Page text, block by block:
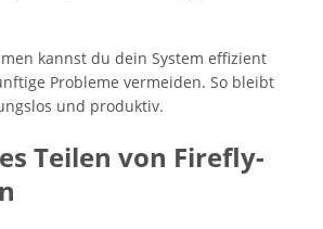
kannst du dein System effizient
Probleme vermeiden. So bleibt
und produktiv.
Teilen von Firefly-